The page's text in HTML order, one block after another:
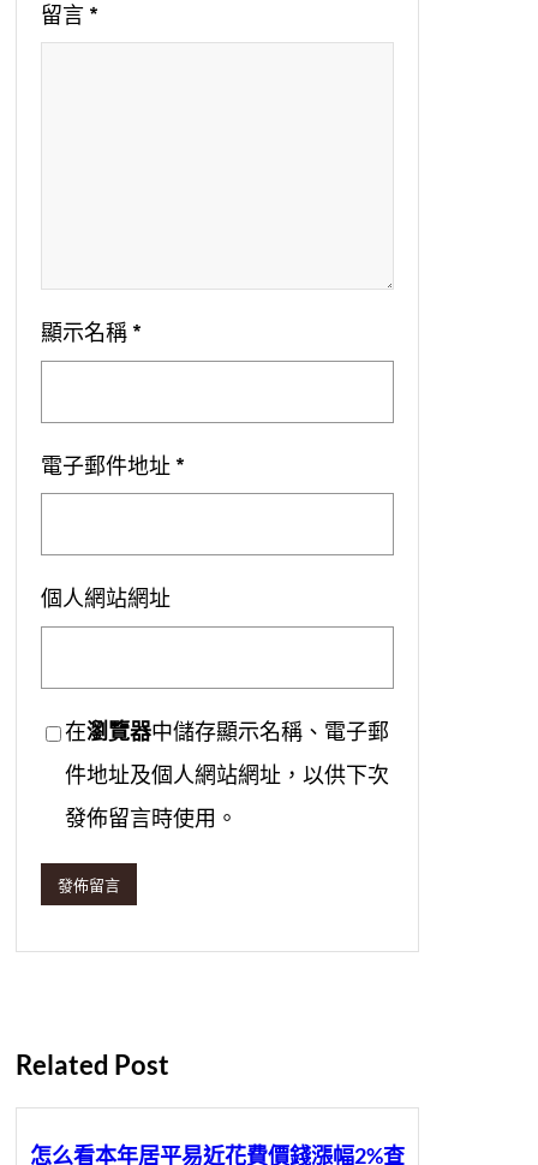
留言 *
顯示名稱 *
電子郵件地址 *
個人網站網址
在瀏覽器中儲存顯示名稱、電子郵
件地址及個人網站網址，以供下次
發佈留言時使用。
Related Post
怎么看本年居平易近花費價錢漲幅2%查